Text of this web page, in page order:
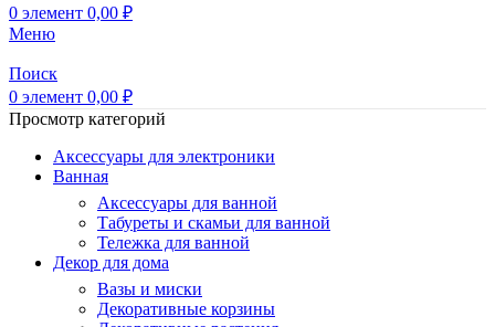
0 элемент 0,00 ₽
Меню
Поиск
0 элемент 0,00 ₽
Просмотр категорий
Аксессуары для электроники
Ванная
Аксессуары для ванной
Табуреты и скамьи для ванной
Тележка для ванной
Декор для дома
Вазы и миски
Декоративные корзины